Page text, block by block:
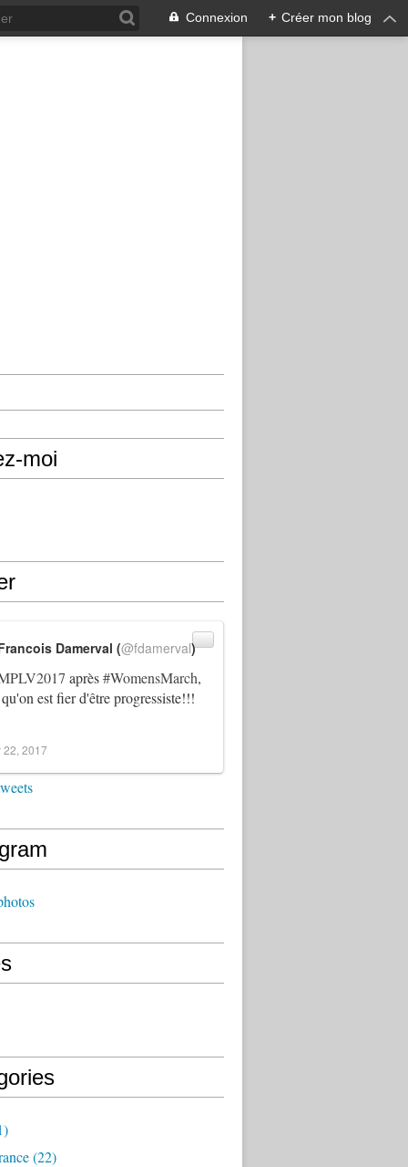
Connexion + Créer mon blog
moi
après#WomensMarch,
est fier d'être progressiste!!!
Damerval (@fdamerval)
22, 2017
(22)